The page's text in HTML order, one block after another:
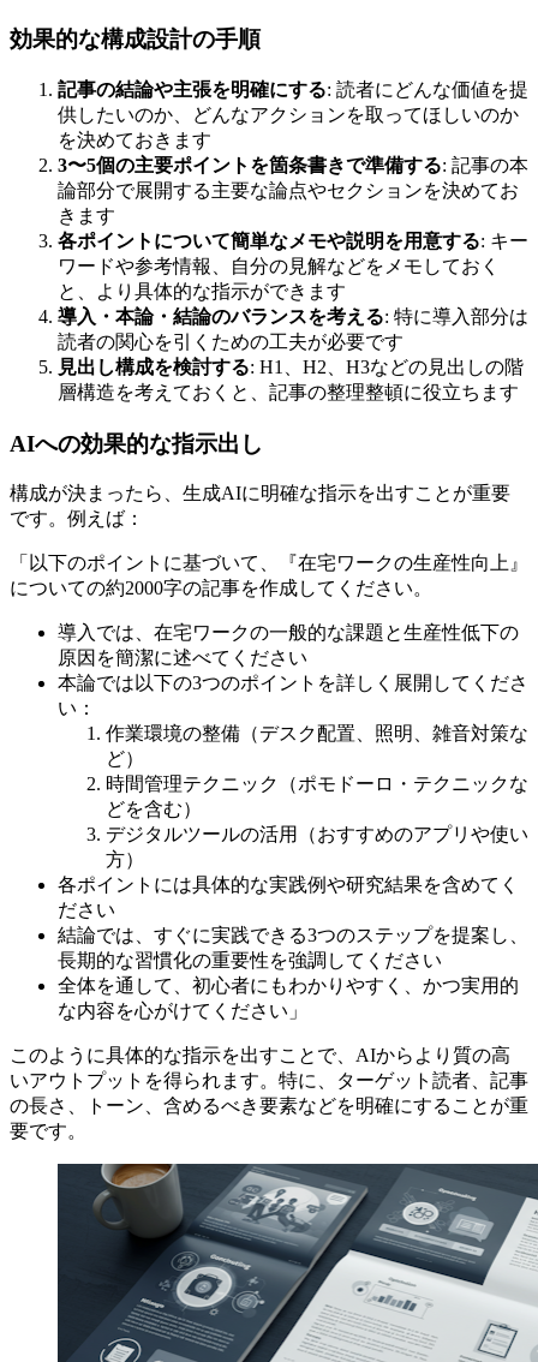
効果的な構成設計の手順
記事の結論や主張を明確にする: 読者にどんな価値を提
供したいのか、どんなアクションを取ってほしいのか
を決めておきます
3〜5個の主要ポイントを箇条書きで準備する: 記事の本
論部分で展開する主要な論点やセクションを決めてお
きます
各ポイントについて簡単なメモや説明を用意する: キー
ワードや参考情報、自分の見解などをメモしておく
と、より具体的な指示ができます
導入・本論・結論のバランスを考える: 特に導入部分は
読者の関心を引くための工夫が必要です
見出し構成を検討する: H1、H2、H3などの見出しの階
層構造を考えておくと、記事の整理整頓に役立ちます
AIへの効果的な指示出し
構成が決まったら、生成AIに明確な指示を出すことが重要
です。例えば：
「以下のポイントに基づいて、『在宅ワークの生産性向上』
についての約2000字の記事を作成してください。
導入では、在宅ワークの一般的な課題と生産性低下の
原因を簡潔に述べてください
本論では以下の3つのポイントを詳しく展開してくださ
い：
作業環境の整備（デスク配置、照明、雑音対策な
ど）
時間管理テクニック（ポモドーロ・テクニックな
どを含む）
デジタルツールの活用（おすすめのアプリや使い
方）
各ポイントには具体的な実践例や研究結果を含めてく
ださい
結論では、すぐに実践できる3つのステップを提案し、
長期的な習慣化の重要性を強調してください
全体を通して、初心者にもわかりやすく、かつ実用的
な内容を心がけてください」
このように具体的な指示を出すことで、AIからより質の高
いアウトプットを得られます。特に、ターゲット読者、記事
の長さ、トーン、含めるべき要素などを明確にすることが重
要です。